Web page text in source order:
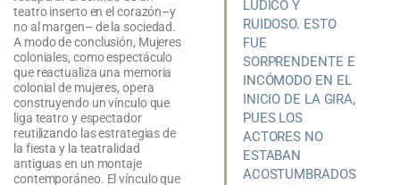
LÚDICO Y
RUIDOSO. ESTO
FUE
SORPRENDENTE E
INCÓMODO EN EL
INICIO DE LA GIRA,
PUES LOS
ACTORES NO
ESTABAN
ACOSTUMBRADOS
teatro inserto en el corazón–y
no al margen– de la sociedad.
A modo de conclusión, Mujeres
coloniales, como espectáculo
que reactualiza una memoria
colonial de mujeres, opera
construyendo un vínculo que
liga teatro y espectador
reutilizando las estrategias de
la fiesta y la teatralidad
antiguas en un montaje
contemporáneo. El vínculo que